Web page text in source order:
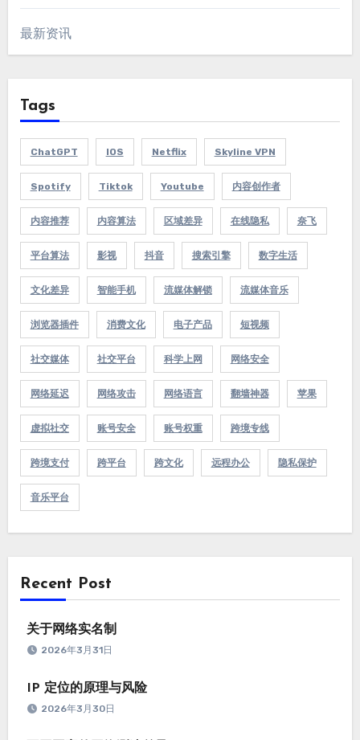
最新资讯
Tags
ChatGPT IOS Netflix Skyline VPN
Spotify Tiktok Youtube 内容创作者
内容推荐 内容算法 区域差异 在线隐私 奈飞
平台算法 影视 抖音 搜索引擎 数字生活
文化差异 智能手机 流媒体解锁 流媒体音乐
浏览器插件 消费文化 电子产品 短视频
社交媒体 社交平台 科学上网 网络安全
网络延迟 网络攻击 网络语言 翻墙神器 苹果
虚拟社交 账号安全 账号权重 跨境专线
跨境支付 跨平台 跨文化 远程办公 隐私保护
音乐平台
Recent Post
关于网络实名制
2026年3月31日
IP 定位的原理与风险
2026年3月30日